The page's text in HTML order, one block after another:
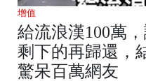
增值
給流浪漢100萬
剩下的再歸還，
驚呆百萬網友